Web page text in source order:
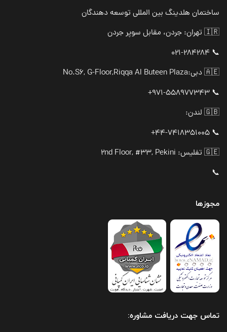
ساختمان هلدینگ بین المللی توسعه دهندگان
🇮🇷 تهران: جردن، مقابل سوپر جردن
📞 021-284284
🇦🇪 دبی:
No.S6, G-Floor,Riqqa Al Buteen Plaza
📞 971-558977343+
🇬🇧 لندن:
📞 44-7418351005+
🇬🇪 تفلیس: 2nd Floor, #33, Pekini
📞
مجوزها
تماس جهت دریافت مشاوره: